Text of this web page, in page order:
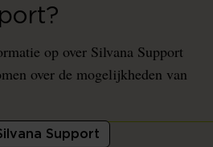
op over Silvana Support
over de mogelijkheden van
Support